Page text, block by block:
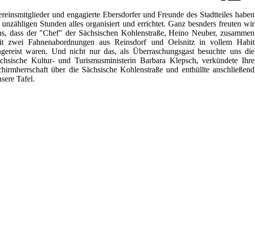
und engagierte Ebersdorfer und Freunde des Stadtteiles haben
Stunden alles organisiert und errichtet. Ganz besnders freuten wir
dass der "Chef" der Sächsischen Kohlenstraße, Heino Neuber, zusammen
zwei Fahnenabordnungen aus Reinsdorf und Oelsnitz in vollem Habit
waren. Und nicht nur das, als Überraschungsgast besuchte uns die
Kultur- und Turismusministerin Barbara Klepsch, verkündete Ihre
über die Sächsische Kohlenstraße und enthüllte anschließend
Tafel.